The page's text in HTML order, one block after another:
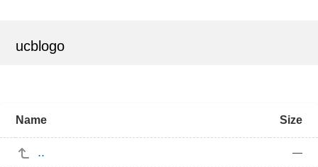
ucblogo
Name Size
.. —